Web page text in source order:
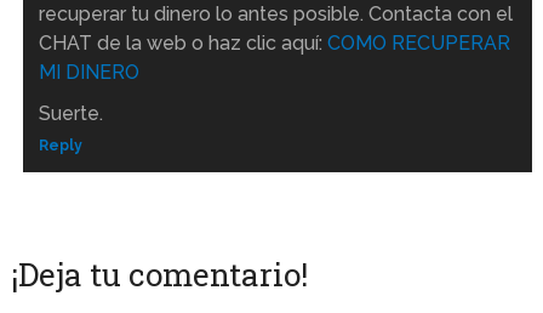
recuperar tu dinero lo antes posible. Contacta con el
CHAT de la web o haz clic aquí: COMO RECUPERAR
MI DINERO
Suerte.
Reply
¡Deja tu comentario!